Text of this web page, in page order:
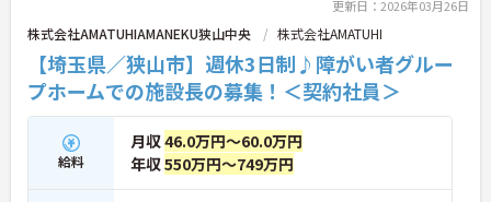
更新日：2026年03月26日
株式会社AMATUHIAMANEKU狭山中央 株式会社AMATUHI
【埼玉県／狭山市】週休3日制♪障がい者グルー
プホームでの施設長の募集！＜契約社員＞
給料
月収46.0万円～60.0万円
年収550万円～749万円